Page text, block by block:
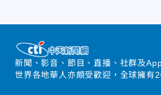
新聞、影音、節目、直播、社群及
世界各地華人亦頗受歡迎，全球擁有